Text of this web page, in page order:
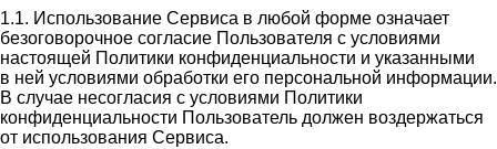
1.1. Использование Сервиса в любой форме означает
безоговорочное согласие Пользователя с условиями
настоящей Политики конфиденциальности и указанными
в ней условиями обработки его персональной информации.
В случае несогласия с условиями Политики
конфиденциальности Пользователь должен воздержаться
от использования Сервиса.